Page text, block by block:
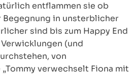
entflammen sie ob
in unsterblicher
sind bis zum Happy End
(und
von
verwechselt Fiona mit